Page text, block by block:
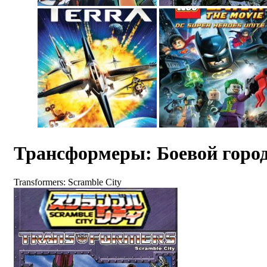
Трансформеры: Боевой
Transformers: Scramble City